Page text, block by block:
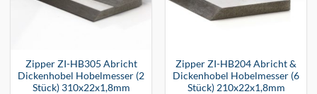
Zipper ZI-HB305 Abricht
Dickenhobel Hobelmesser (2
Stück) 310x22x1,8mm
Zipper ZI-HB204 Abricht &
Dickenhobel Hobelmesser (6
Stück) 210x22x1,8mm